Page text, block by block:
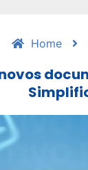
Home